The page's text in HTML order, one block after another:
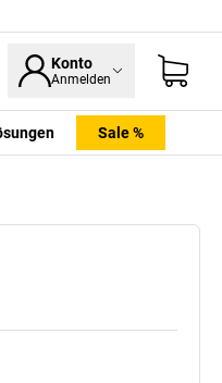
Konto
Anmelden
Sale %